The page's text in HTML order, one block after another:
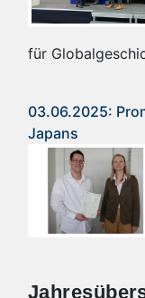
für
03.06.2025:
Japans